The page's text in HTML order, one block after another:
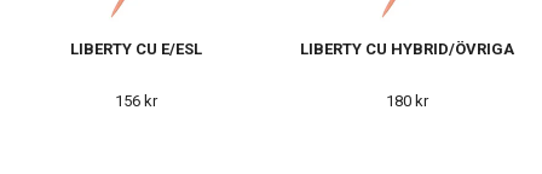
LIBERTY CU E/ESL
156 kr
LIBERTY CU HYBRID/ÖVRIGA
180 kr